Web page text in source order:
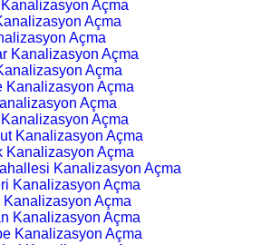
Açma
Açma
Açma
Kanalizasyon Açma
Açma
Kanalizasyon Açma
Açma
Açma
Kanalizasyon Açma
Kanalizasyon Açma
Kanalizasyon Açma
Kanalizasyon Açma
Kanalizasyon Açma
Kanalizasyon Açma
Kanalizasyon Açma